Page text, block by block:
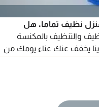
نظيف تماما. هل
والتنظيف بالمكنسة
يخفف عنك عناء يومك من